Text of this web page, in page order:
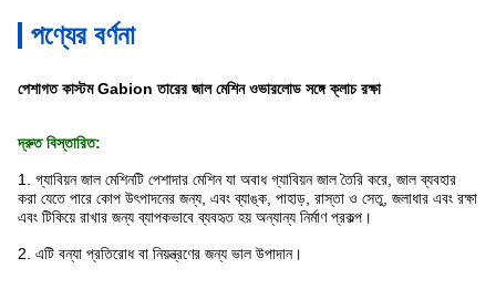
পণ্যের বর্ণনা
পেশাগত কাস্টম Gabion তারের জাল মেশিন ওভারলোড সঙ্গে ক্লাচ রক্ষা
দ্রুত বিস্তারিত:
1. গ্যাবিয়ন জাল মেশিনটি পেশাদার মেশিন যা অবাধ গ্যাবিয়ন জাল তৈরি করে, জাল ব্যবহার
করা যেতে পারে কোপ উৎপাদনের জন্য, এবং ব্যাঙ্ক, পাহাড়, রাস্তা ও সেতু, জলাধার এবং রক্ষা
এবং টিকিয়ে রাখার জন্য ব্যাপকভাবে ব্যবহৃত হয় অন্যান্য নির্মাণ প্রকল্প ।
2. এটি বন্যা প্রতিরোধ বা নিয়ন্ত্রণের জন্য ভাল উপাদান।